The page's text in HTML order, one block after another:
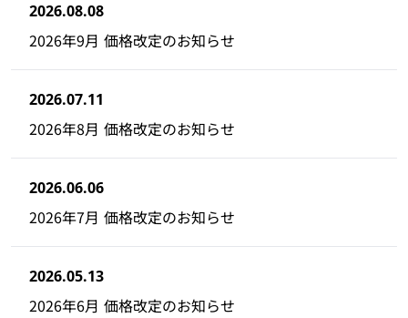
2026.08.08
2026年9月 価格改定のお知らせ
2026.07.11
2026年8月 価格改定のお知らせ
2026.06.06
2026年7月 価格改定のお知らせ
2026.05.13
2026年6月 価格改定のお知らせ